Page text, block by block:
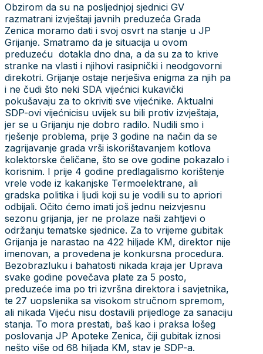
Obzirom da su na posljednjoj sjednici GV
razmatrani izvještaji javnih preduzeća Grada
Zenica moramo dati i svoj osvrt na stanje u JP
Grijanje. Smatramo da je situacija u ovom
preduzeću dotakla dno dna, a da su za to krive
stranke na vlasti i njihovi rasipnički i neodgovorni
direkotri. Grijanje ostaje nerješiva enigma za njih pa
i ne čudi što neki SDA vijećnici kukavički
pokušavaju za to okriviti sve vijećnike. Aktualni
SDP-ovi vijećnicisu uvijek su bili protiv izvještaja,
jer se u Grijanju nje dobro radilo. Nudili smo i
rješenje problema, prije 3 godine na način da se
zagrijavanje grada vrši iskorištavanjem kotlova
kolektorske čeličane, što se ove godine pokazalo i
korisnim. I prije 4 godine predlagalismo korištenje
vrele vode iz kakanjske Termoelektrane, ali
gradska politika i ljudi koji su je vodili su to apriori
odbijali. Očito ćemo imati još jednu neizvjesnu
sezonu grijanja, jer ne prolaze naši zahtjevi o
održanju tematske sjednice. Za to vrijeme gubitak
Grijanja je narastao na 422 hiljade KM, direktor nije
imenovan, a provedena je konkursna procedura.
Bezobrazluku i bahatosti nikada kraja jer Uprava
svake godine povečava plate za 5 posto,
preduzeće ima po tri izvršna direktora i savjetnika,
te 27 uopslenika sa visokom stručnom spremom,
ali nikada Vijeću nisu dostavili prijedloge za sanaciju
stanja. To mora prestati, baš kao i praksa lošeg
poslovanja JP Apoteke Zenica, čiji gubitak iznosi
nešto više od 68 hiljada KM, stav je SDP-a.